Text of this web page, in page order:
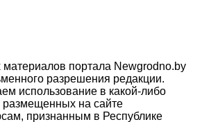
портала Newgrodno.by
разрешения редакции.
использование в какой-либо
на сайте
признанным в Республике